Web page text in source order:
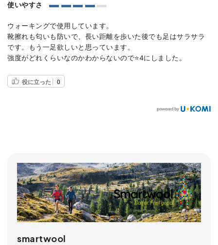
使いやすさ
ウォーキングで使用しています。
靴擦れも匂いも防いで、長い距離を歩いた後でも足はサラサラ
です。もう一足欲しいと思っています。
強度がどれくらいなのかわからないので⭐️4にしました。
役に立った 0
smartwool